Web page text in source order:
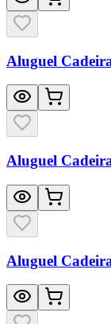
Aluguel
Aluguel
Aluguel